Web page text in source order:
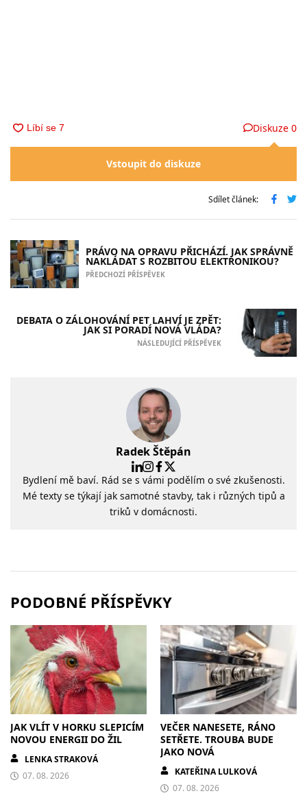
Diskuze 0
Vstoupit do diskuze
Sdílet článek:
PRÁVO NA OPRAVU PŘICHÁZÍ. JAK SPRÁVNĚ
NAKLÁDAT S ROZBITOU ELEKTRONIKOU?
PŘEDCHOZÍ PŘÍSPĚVEK
DEBATA O ZÁLOHOVÁNÍ PET LAHVÍ JE ZPĚT:
JAK SI PORADÍ NOVÁ VLÁDA?
NÁSLEDUJÍCÍ PŘÍSPĚVEK
Radek Štěpán
Bydlení mě baví. Rád se s vámi podělím o své zkušenosti.
Mé texty se týkají jak samotné stavby, tak i různých tipů a
triků v domácnosti.
PODOBNÉ PŘÍSPĚVKY
JAK VLÍT V HORKU SLEPICÍM
NOVOU ENERGII DO ŽIL
LENKA STRAKOVÁ
07. 08. 2026
VEČER NANESETE, RÁNO
SETŘETE. TROUBA BUDE
JAKO NOVÁ
KATEŘINA LULKOVÁ
07. 08. 2026